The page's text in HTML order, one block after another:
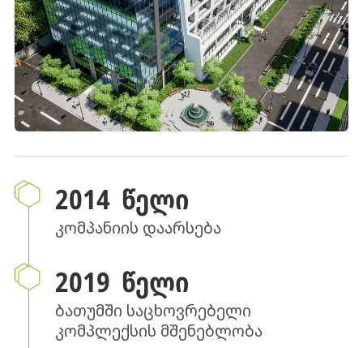
2014 ᲬᲔᲚᲘ
კომპანიის დაარსება
2019 ᲬᲔᲚᲘ
ბათუმში საცხოვრებელი
კომპლექსის მშენებლობა